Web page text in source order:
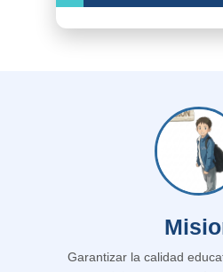
Garantizar la calidad